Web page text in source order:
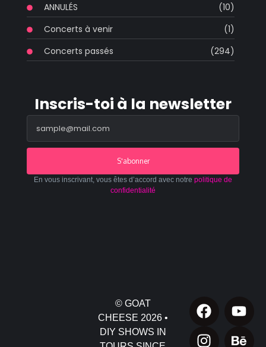
ANNULÉS
(10)
Concerts à venir
(1)
Concerts passés
(294)
Inscris-toi à la newsletter
S'abonner
En vous inscrivant, vous êtes d’accord avec notre politique de
confidentialité
© GOAT
CHEESE 2026 •
DIY SHOWS IN